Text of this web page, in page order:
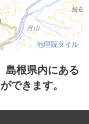
地理院タイル
島根県内にある
できます。